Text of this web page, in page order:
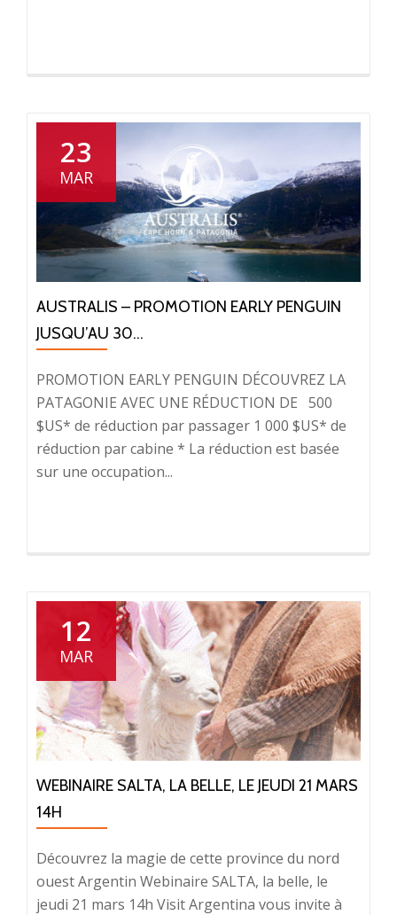
23
MAR
AUSTRALIS – PROMOTION EARLY PENGUIN
JUSQU’AU 30...
PROMOTION EARLY PENGUIN DÉCOUVREZ LA
PATAGONIE AVEC UNE RÉDUCTION DE 500
$US* de réduction par passager 1 000 $US* de
réduction par cabine * La réduction est basée
sur une occupation...
12
MAR
WEBINAIRE SALTA, LA BELLE, LE JEUDI 21 MARS
14H
Découvrez la magie de cette province du nord
ouest Argentin Webinaire SALTA, la belle, le
jeudi 21 mars 14h Visit Argentina vous invite à